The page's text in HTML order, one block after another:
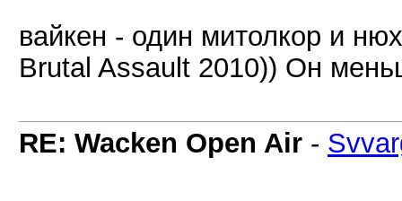
вайкен - один митолкор и
Brutal Assault 2010)) Он
RE: Wacken Open Air -